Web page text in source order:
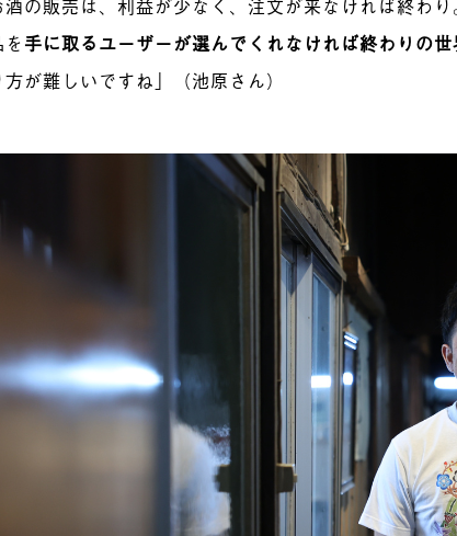
酒の販売は、利益が少なく 、 注文が来なければ終わり
手に取るユーザーが選んでくれなければ終わりの
方が難しいですね」（池原さん）